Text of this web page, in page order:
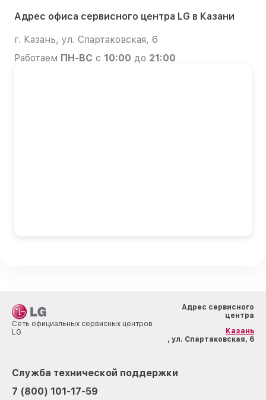
Адрес офиса сервисного центра LG в Казани
г. Казань, ул. Спартаковская, 6
Работаем ПН-ВС с 10:00 до 21:00
Сеть официальных сервисных центров
LG
Адрес сервисного
центра
Казань
, ул. Спартаковская, 6
Служба технической поддержки
7 (800) 101-17-59